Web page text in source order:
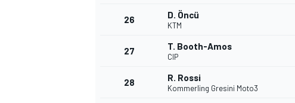
MÁS CATEGORÍAS
26 D. Öncü
KTM
27 T. Booth-Amos
CIP
28 R. Rossi
Kommerling Gresini Moto3